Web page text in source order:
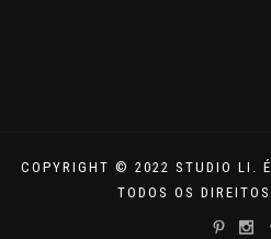
COPYRIGHT © 2022 STUDIO LI.
TODOS OS